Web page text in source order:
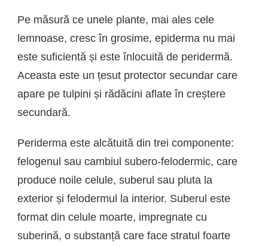
Pe măsură ce unele plante, mai ales cele
lemnoase, cresc în grosime, epiderma nu mai
este suficientă și este înlocuită de peridermă.
Aceasta este un țesut protector secundar care
apare pe tulpini și rădăcini aflate în creștere
secundară.
Periderma este alcătuită din trei componente:
felogenul sau cambiul subero-felodermic, care
produce noile celule, suberul sau pluta la
exterior și felodermul la interior. Suberul este
format din celule moarte, impregnate cu
suberină, o substanță care face stratul foarte